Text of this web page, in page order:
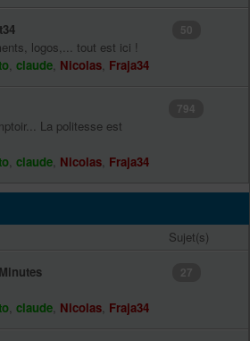
logos,... tout est ici !
, claude, Nicolas, Fraja34
50
La politesse est
, claude, Nicolas, Fraja34
794
Sujet(s)
, claude, Nicolas, Fraja34
27